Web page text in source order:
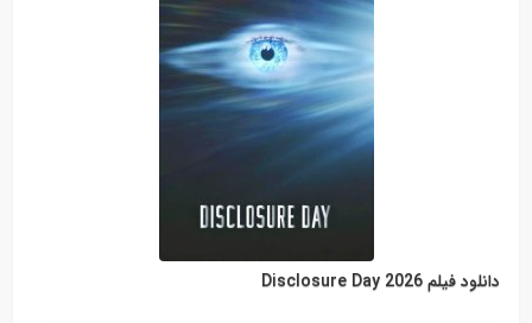
دانلود فیلم Disclosure Day 2026